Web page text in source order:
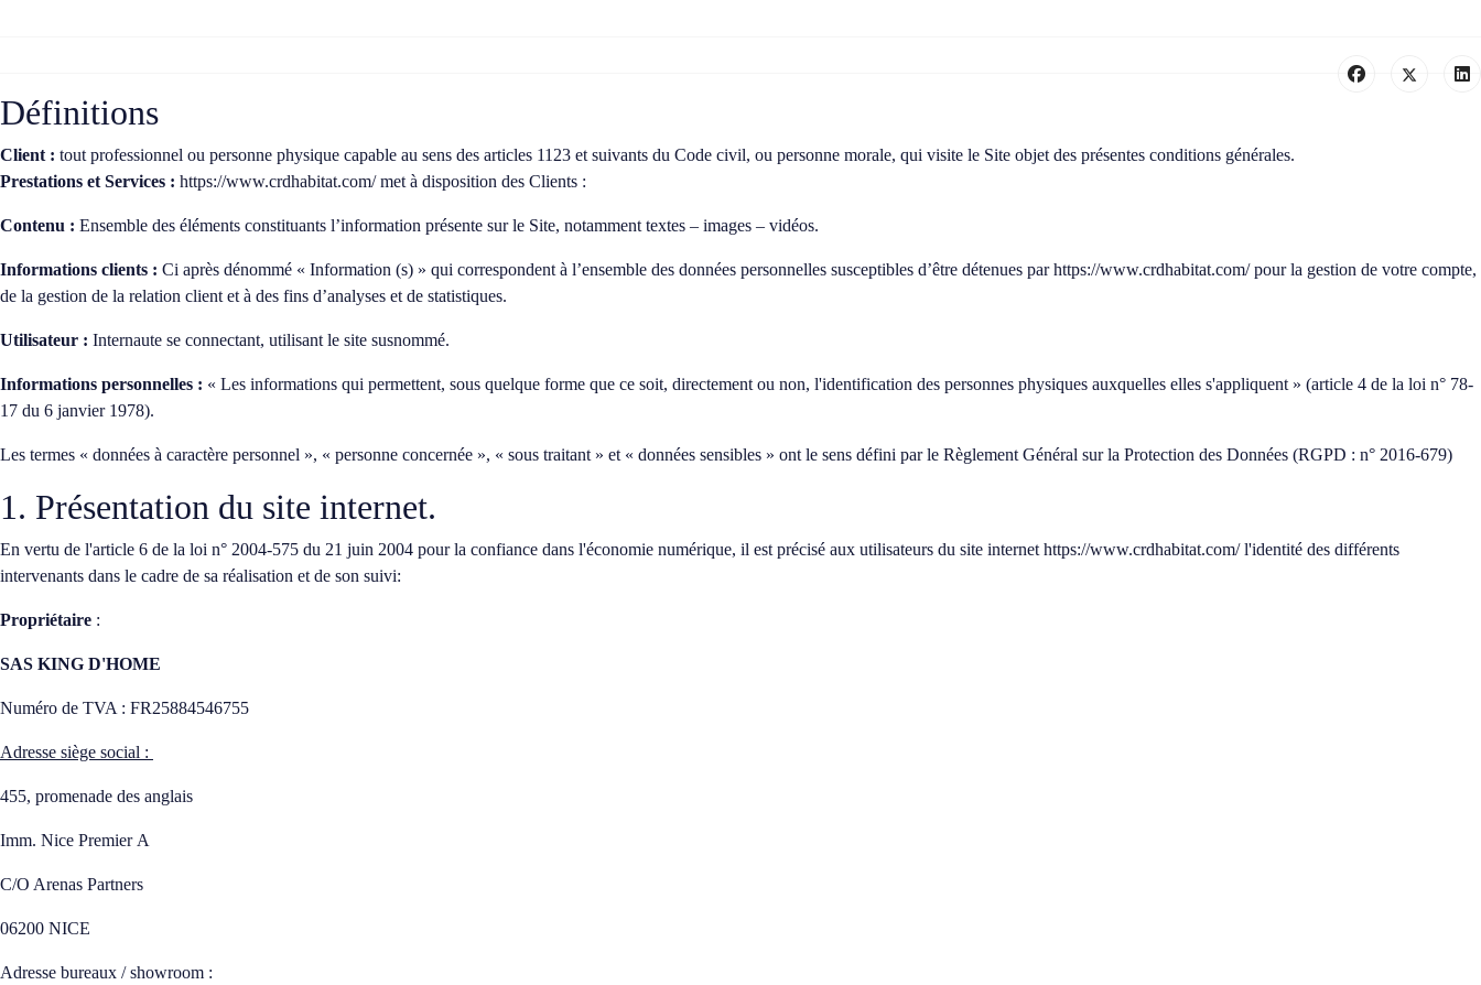
Définitions
Client : tout professionnel ou personne physique capable au sens des articles 1123 et suivants du Code civil, ou personne morale, qui visite le Site objet des présentes conditions générales.
Prestations et Services : https://www.crdhabitat.com/met à disposition des Clients :
Contenu : Ensemble des éléments constituants l’information présente sur le Site, notamment textes – images – vidéos.
Informations clients : Ci après dénommé « Information (s) » qui correspondent à l’ensemble des données personnelles susceptibles d’être détenues parhttps://www.crdhabitat.com/pour la gestion de votre compte,
de la gestion de la relation client et à des fins d’analyses et de statistiques.
Utilisateur : Internaute se connectant, utilisant le site susnommé.
Informations personnelles : « Les informations qui permettent, sous quelque forme que ce soit, directement ou non, l'identification des personnes physiques auxquelles elles s'appliquent » (article 4 de la loi n° 78-
17 du 6 janvier 1978).
Les termes « données à caractère personnel », « personne concernée », « sous traitant » et « données sensibles » ont le sens défini par le Règlement Général sur la Protection des Données (RGPD : n° 2016-679)
1. Présentation du site internet.
En vertu de l'article 6 de la loi n° 2004-575 du 21 juin 2004 pour la confiance dans l'économie numérique, il est précisé aux utilisateurs du site internet https://www.crdhabitat.com/l'identité des différents
intervenants dans le cadre de sa réalisation et de son suivi:
Propriétaire :
SAS KING D'HOME
Numéro de TVA : FR25884546755
Adresse siège social :
455, promenade des anglais
Imm. Nice Premier A
C/O Arenas Partners
06200 NICE
Adresse bureaux / showroom :